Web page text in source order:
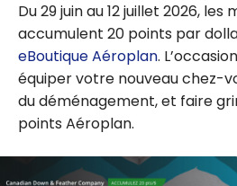
Du 29 juin au 12 juillet 2026,
accumulent 20 points par
eBoutique Aéroplan.
équiper votre nouveau chez-
du déménagement, et faire
points Aéroplan.